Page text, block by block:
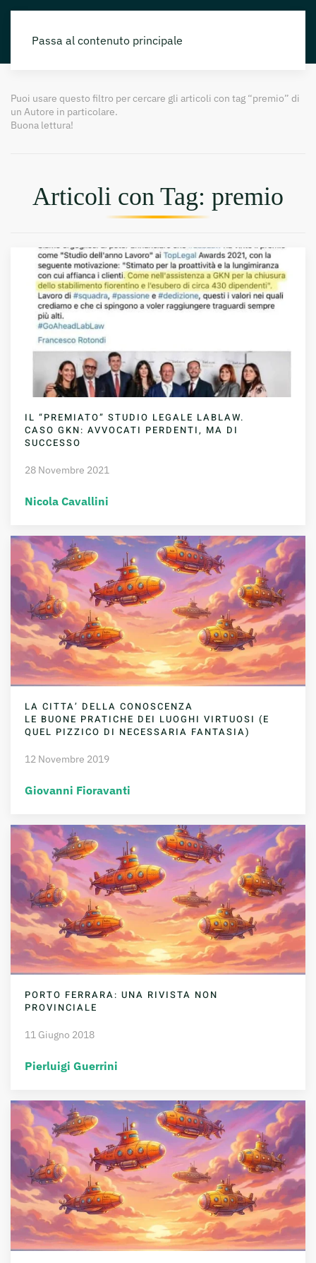
Passa al contenuto principale
Puoi usare questo filtro per cercare gli articoli con tag “premio” di
un Autore in particolare.
Buona lettura!
Articoli con Tag: premio
IL “PREMIATO” STUDIO LEGALE LABLAW.
CASO GKN: AVVOCATI PERDENTI, MA DI
SUCCESSO
28 Novembre 2021
Nicola Cavallini
LA CITTA’ DELLA CONOSCENZA
LE BUONE PRATICHE DEI LUOGHI VIRTUOSI (E
QUEL PIZZICO DI NECESSARIA FANTASIA)
12 Novembre 2019
Giovanni Fioravanti
PORTO FERRARA: UNA RIVISTA NON
PROVINCIALE
11 Giugno 2018
Pierluigi Guerrini